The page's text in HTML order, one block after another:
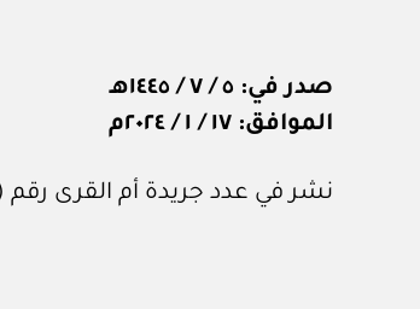
صدر في: ٥ / ٧ / ١٤٤٥هـ
الموافق: ١٧ / ١ / ٢٠٢٤م
نشر في عدد جريدة أم القرى رقم (٥٠١٧) الصادر في ٢٦ من يناير